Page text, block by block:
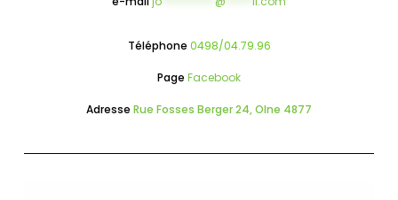
Téléphone 0498/04.79.96
Page Facebook
Adresse Rue Fosses Berger 24, Olne 4877